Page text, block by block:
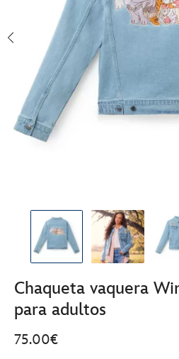
Chaqueta vaquera
para adultos
75.00€